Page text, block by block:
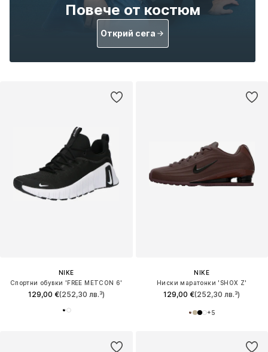
NIKE
Спортни обувки 'FREE METCON 6'
129,00 €(252,30 лв.³)
NIKE
Ниски маратонки 'SHOX Z'
129,00 €(252,30 лв.³)
+5
Повече от костюм
Открий сега